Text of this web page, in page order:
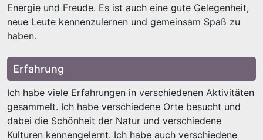
Energie und Freude. Es ist auch eine gute Gelegenheit,
neue Leute kennenzulernen und gemeinsam Spaß zu
haben.
Erfahrung
Ich habe viele Erfahrungen in verschiedenen Aktivitäten
gesammelt. Ich habe verschiedene Orte besucht und
dabei die Schönheit der Natur und verschiedene
Kulturen kennengelernt. Ich habe auch verschiedene